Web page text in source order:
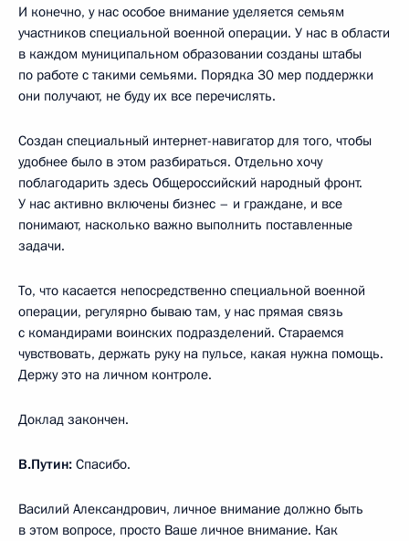
И конечно, у нас особое внимание уделяется семьям
участников специальной военной операции. У нас в области
в каждом муниципальном образовании созданы штабы
по работе с такими семьями. Порядка 30 мер поддержки
они получают, не буду их все перечислять.
Создан специальный интернет-навигатор для того, чтобы
удобнее было в этом разбираться. Отдельно хочу
поблагодарить здесь Общероссийский народный фронт.
У нас активно включены бизнес – и граждане, и все
понимают, насколько важно выполнить поставленные
задачи.
То, что касается непосредственно специальной военной
операции, регулярно бываю там, у нас прямая связь
с командирами воинских подразделений. Стараемся
чувствовать, держать руку на пульсе, какая нужна помощь.
Держу это на личном контроле.
Доклад закончен.
В.Путин: Спасибо.
Василий Александрович, личное внимание должно быть
в этом вопросе, просто Ваше личное внимание. Как